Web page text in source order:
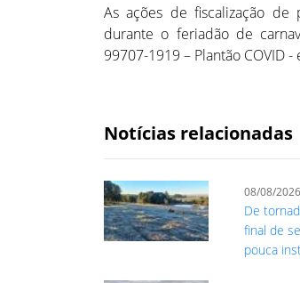
As ações de fiscalização de
durante o feriadão de
99707-1919 – Plantão COVID
Notícias relacionadas
08/08/
De
final de
pouca